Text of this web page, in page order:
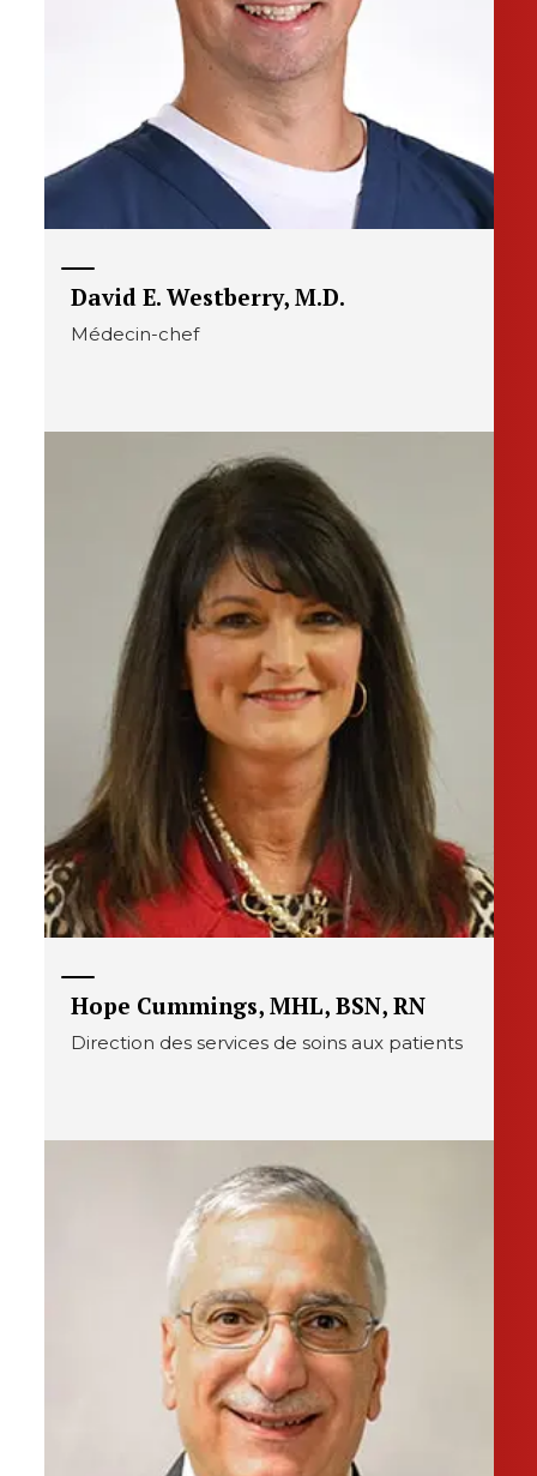
David E. Westberry, M.D.
Médecin-chef
Hope Cummings, MHL, BSN, RN
Direction des services de soins aux patients